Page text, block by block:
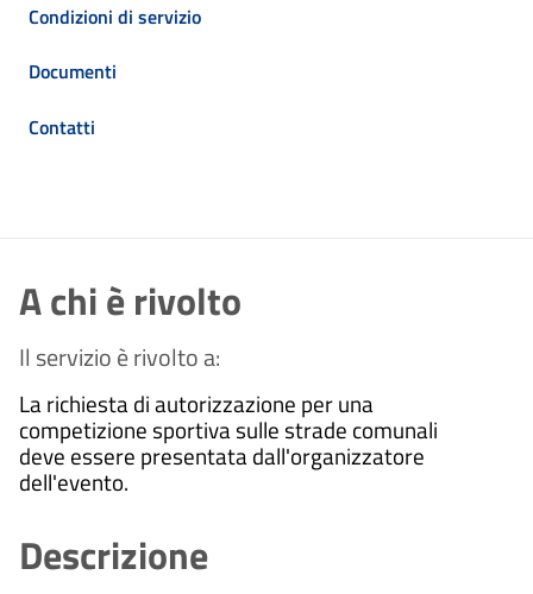
Condizioni di servizio
Documenti
Contatti
A chi è rivolto
Il servizio è rivolto a:
La richiesta di autorizzazione per una
competizione sportiva sulle strade comunali
deve essere presentata dall'organizzatore
dell'evento.
Descrizione